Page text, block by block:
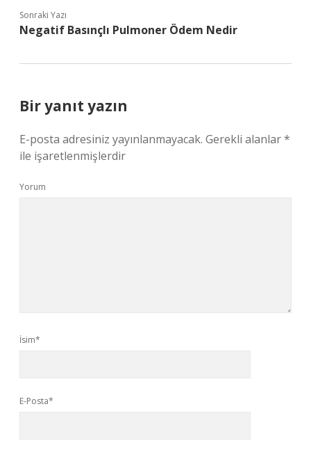
Sonraki Yazı
Negatif Basınçlı Pulmoner Ödem Nedir
Bir yanıt yazın
E-posta adresiniz yayınlanmayacak. Gerekli alanlar*
ile işaretlenmişlerdir
Yorum
İsim*
E-Posta*